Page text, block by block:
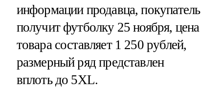
информации продавца, покупатель
получит футболку 25 ноября, цена
товара составляет 1 250 рублей,
размерный ряд представлен
вплоть до 5XL.